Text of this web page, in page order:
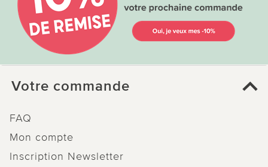
Votre commande
FAQ
Mon compte
Inscription Newsletter